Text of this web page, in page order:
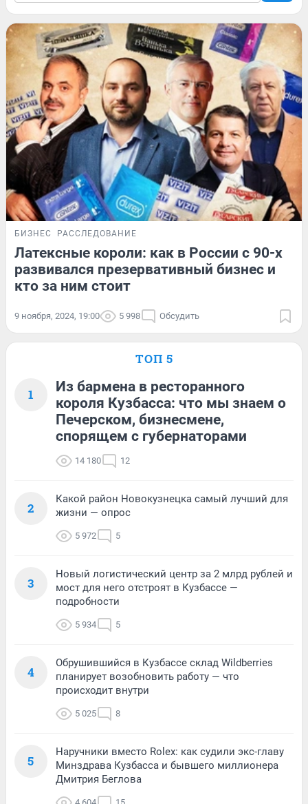
БИЗНЕС РАССЛЕДОВАНИЕ
Латексные короли: как в России с 90-х
развивался презервативный бизнес и
кто за ним стоит
9 ноября, 2024, 19:00 5 998 Обсудить
ТОП 5
1
Из бармена в ресторанного
короля Кузбасса: что мы знаем о
Печерском, бизнесмене,
спорящем с губернаторами
14 180 12
2
Какой район Новокузнецка самый лучший для
жизни — опрос
5 972 5
3
Новый логистический центр за 2 млрд рублей и
мост для него отстроят в Кузбассе —
подробности
5 934 5
4
Обрушившийся в Кузбассе склад Wildberries
планирует возобновить работу — что
происходит внутри
5 025 8
5
Наручники вместо Rolex: как судили экс-главу
Минздрава Кузбасса и бывшего миллионера
Дмитрия Беглова